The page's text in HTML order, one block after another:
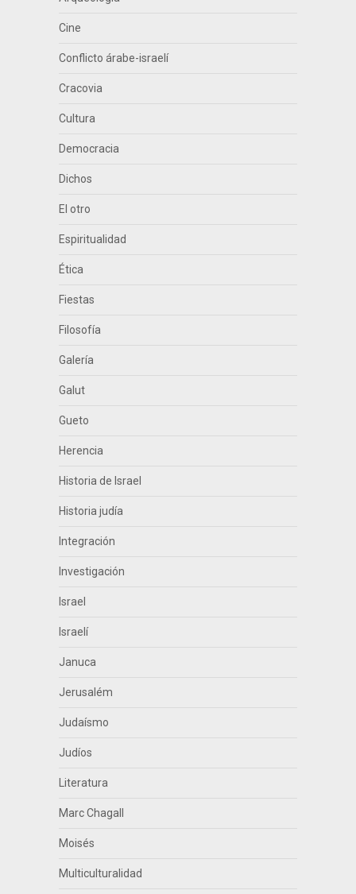
Cine
Conflicto árabe-israelí
Cracovia
Cultura
Democracia
Dichos
El otro
Espiritualidad
Ética
Fiestas
Filosofía
Galería
Galut
Gueto
Herencia
Historia de Israel
Historia judía
Integración
Investigación
Israel
Israelí
Januca
Jerusalém
Judaísmo
Judíos
Literatura
Marc Chagall
Moisés
Multiculturalidad